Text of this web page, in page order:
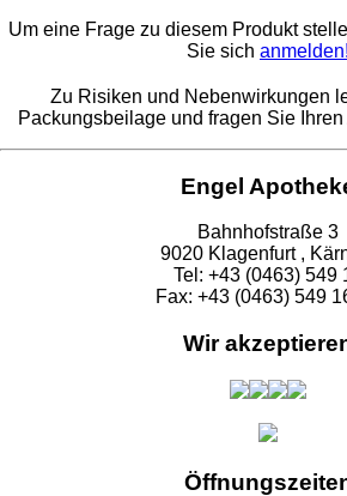
Um eine Frage zu diesem Produkt
Sie sich anmelden!
Zu Risiken und Nebenwirkungen
Packungsbeilage und fragen Sie Ihren
Engel
Bahnhofstraße 3
9020 Klagenfurt ,
Tel: +43 (0463) 549
Fax: +43 (0463) 549
Wir